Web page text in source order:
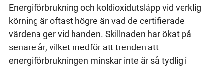
Energiförbrukning och koldioxidutsläpp vid verklig
körning är oftast högre än vad de certifierade
värdena ger vid handen. Skillnaden har ökat på
senare år, vilket medför att trenden att
energiförbrukningen minskar inte är så tydlig i